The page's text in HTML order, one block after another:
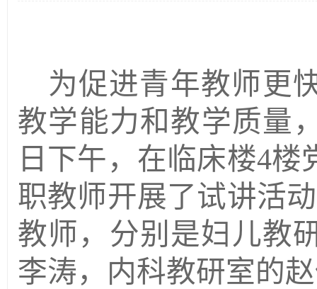
为促进青年教师更
教学能力和教学质量
日下午，在临床楼4楼
职教师开展了试讲活
教师，分别是妇儿教
李涛，内科教研室的